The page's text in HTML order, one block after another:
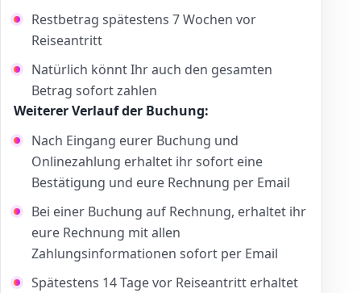
Restbetrag spätestens 7 Wochen vor
Reiseantritt
Natürlich könnt Ihr auch den gesamten
Betrag sofort zahlen
Weiterer Verlauf der Buchung:
Nach Eingang eurer Buchung und
Onlinezahlung erhaltet ihr sofort eine
Bestätigung und eure Rechnung per Email
Bei einer Buchung auf Rechnung, erhaltet ihr
eure Rechnung mit allen
Zahlungsinformationen sofort per Email
Spätestens 14 Tage vor Reiseantritt erhaltet